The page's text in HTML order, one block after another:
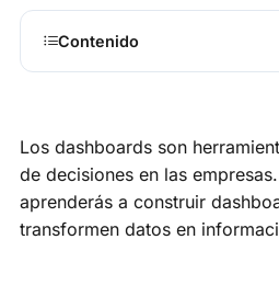
Contenido
Los dashboards son
de decisiones en las
aprenderás a construir
transformen datos en